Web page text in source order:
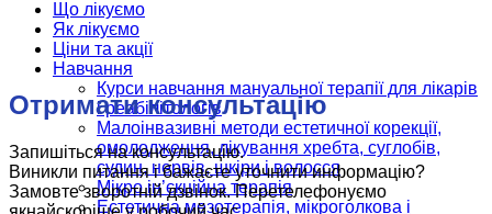
Що лікуємо
Як лікуємо
Ціни та акції
Навчання
Курси навчання мануальної терапії для лікарів
і реабілітологів
Малоінвазивні методи естетичної корекції,
омолодження, лікування хребта, суглобів,
судин, нервів, шкіри і волосся
Мікро ін’єкційна терапія
Естетична мезотерапія, мікроголкова і
Отримати консультацію
Запишіться на консультацію.
Виникли питання і бажаєте уточнити информацію?
Замовте зворотній дзвінок. Перетелефонуємо